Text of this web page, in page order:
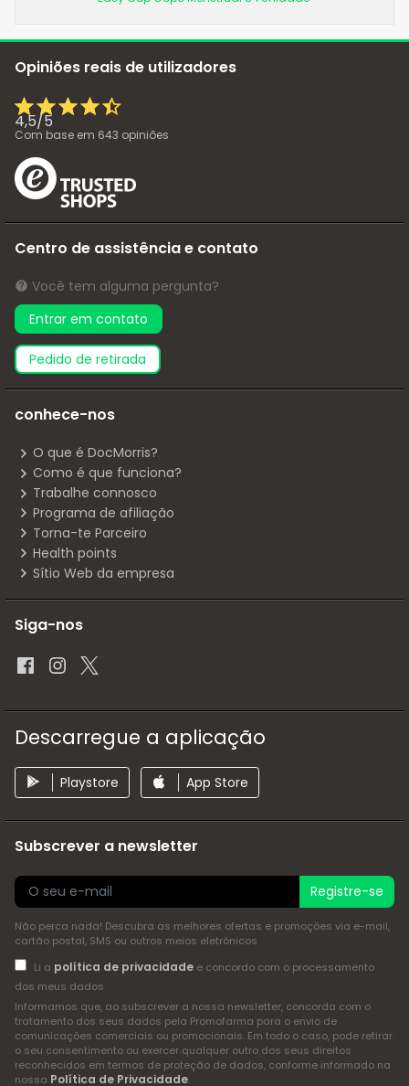
Opiniões reais de utilizadores
4,5/5
Com base em 643 opiniões
Centro de assistência e contato
Você tem alguma pergunta?
Entrar em contato
pedido de retirada
conhece-nos
O que é DocMorris?
Como é que funciona?
Trabalhe connosco
Programa de afiliação
Torna-te Parceiro
Health points
Sítio Web da empresa
Siga-nos
Descarregue a aplicação
Playstore App Store
Subscrever a newsletter
Registre-se
Não perca nada! Descubra as melhores ofertas e promoções via e-mail,
cartão postal, SMS ou outros meios eletrónicos
Li a política de privacidadee concordo com o processamento
dos meus dados
Informamos que, ao subscrever a nossa newsletter, concorda com o
tratamento dos seus dados pela Promofarma para o envio de
comunicações comerciais ou promocionais. Em todo o caso, pode retirar
o seu consentimento ou exercer qualquer outro dos seus direitos
reconhecidos em termos de proteção de dados, conforme informado na
nossa Política de Privacidade.